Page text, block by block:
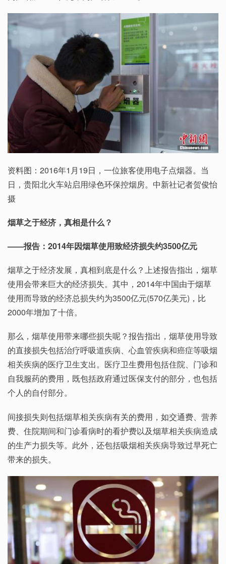
资料图：2016年1月19日，一位旅客使用电子点烟器。当
日，贵阳北火车站启用绿色环保控烟房。中新社记者贺俊怡
摄
烟草之于经济，真相是什么？
——报告：2014年因烟草使用致经济损失约3500亿元
烟草之于经济发展，真相到底是什么？上述报告指出，烟草
使用会带来巨大的经济损失。其中，2014年中国由于烟草
使用而导致的经济总损失约为3500亿元(570亿美元)，比
2000年增加了十倍。
那么，烟草使用带来哪些损失呢？报告指出，烟草使用导致
的直接损失包括治疗呼吸道疾病、心血管疾病和癌症等吸烟
相关疾病的医疗卫生支出。医疗卫生费用包括住院、门诊和
自我服药的费用，既包括政府通过医保支付的部分，也包括
个人的自付部分。
间接损失则包括烟草相关疾病有关的费用，如交通费、营养
费、住院期间和门诊看病时的看护费以及烟草相关疾病造成
的生产力损失等。此外，还包括吸烟相关疾病导致过早死亡
带来的损失。